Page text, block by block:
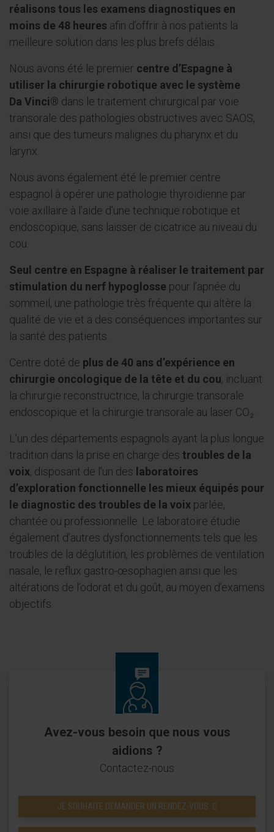
réalisons tous les examens diagnostiques en
moins de 48 heures afin d’offrir à nos patients la
meilleure solution dans les plus brefs délais.
Nous avons été le premier centre d’Espagne à
utiliser la chirurgie robotique avec le système
Da Vinci® dans le traitement chirurgical par voie
transorale des pathologies obstructives avec SAOS,
ainsi que des tumeurs malignes du pharynx et du
larynx.
Nous avons également été le premier centre
espagnol à opérer une pathologie thyroïdienne par
voie axillaire à l’aide d’une technique robotique et
endoscopique, sans laisser de cicatrice au niveau du
cou.
Seul centre en Espagne à réaliser le traitement par
stimulation du nerf hypoglosse pour l’apnée du
sommeil, une pathologie très fréquente qui altère la
qualité de vie et a des conséquences importantes sur
la santé des patients.
Centre doté de plus de 40 ans d’expérience en
chirurgie oncologique de la tête et du cou, incluant
la chirurgie reconstructrice, la chirurgie transorale
endoscopique et la chirurgie transorale au laser CO₂.
L’un des départements espagnols ayant la plus longue
tradition dans la prise en charge des troubles de la
voix, disposant de l’un des laboratoires
d’exploration fonctionnelle les mieux équipés pour
le diagnostic des troubles de la voix parlée,
chantée ou professionnelle. Le laboratoire étudie
également d’autres dysfonctionnements tels que les
troubles de la déglutition, les problèmes de ventilation
nasale, le reflux gastro-œsophagien ainsi que les
altérations de l’odorat et du goût, au moyen d’examens
objectifs.
Avez-vous besoin que nous vous
aidions ?
Contactez-nous
JE SOUHAITE DEMANDER UN RENDEZ-VOUS